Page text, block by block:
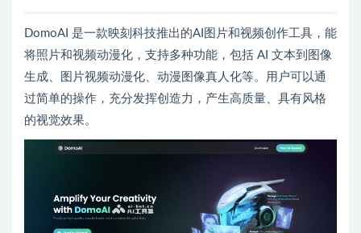
DomoAI 是一款映刻科技推出的AI图片和视频创作工具，能
将照片和视频动漫化，支持多种功能，包括 AI 文本到图像
生成、图片视频动漫化、动漫图像真人化等。用户可以通
过简单的操作，充分发挥创造力，产生高质量、具有风格
的视觉效果。